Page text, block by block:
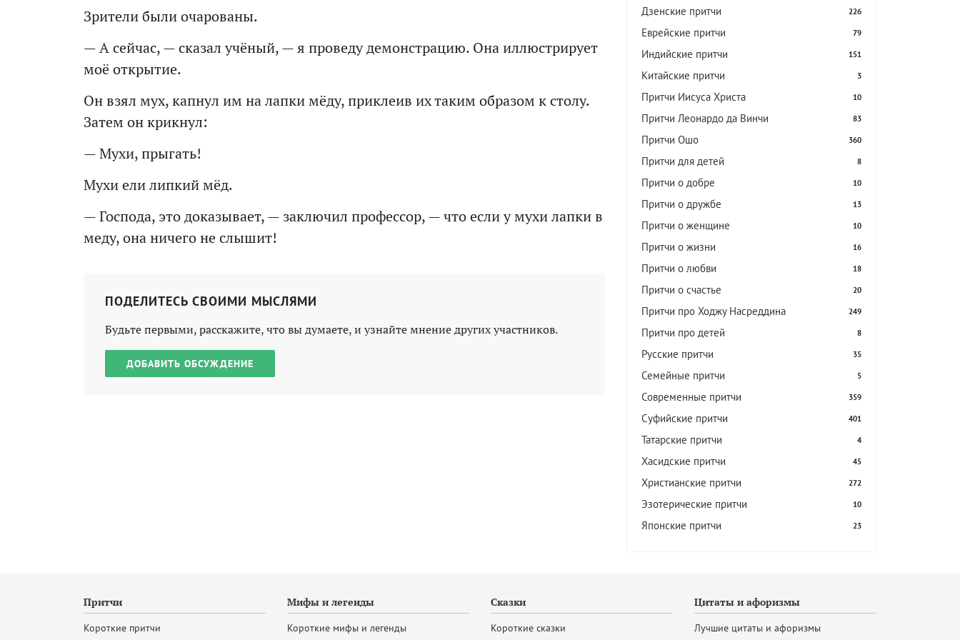
Зрители были очарованы.
— А сейчас, — сказал учёный, — я проведу демонстрацию. Она иллюстрирует
моё открытие.
Он взял мух, капнул им на лапки мёду, приклеив их таким образом к столу.
Затем он крикнул:
— Мухи, прыгать!
Мухи ели липкий мёд.
— Господа, это доказывает, — заключил профессор, — что если у мухи лапки в
меду, она ничего не слышит!
ПОДЕЛИТЕСЬ СВОИМИ МЫСЛЯМИ
Будьте первыми, расскажите, что вы думаете, и узнайте мнение других участников.
ДОБАВИТЬ ОБСУЖДЕНИЕ
Дзенские притчи 226
Еврейские притчи 79
Индийские притчи 151
Китайские притчи 3
Притчи Иисуса Христа 10
Притчи Леонардо да Винчи 83
Притчи Ошо 360
Притчи для детей 8
Притчи о добре 10
Притчи о дружбе 13
Притчи о женщине 10
Притчи о жизни 16
Притчи о любви 18
Притчи о счастье 20
Притчи про Ходжу Насреддина 249
Притчи про детей 8
Русские притчи 35
Семейные притчи 5
Современные притчи 359
Суфийские притчи 401
Татарские притчи 4
Хасидские притчи 45
Христианские притчи 272
Эзотерические притчи 10
Японские притчи 23
Притчи
Короткие притчи
Мифы и легенды
Короткие мифы и легенды
Сказки
Короткие сказки
Цитаты и афоризмы
Лучшие цитаты и афоризмы